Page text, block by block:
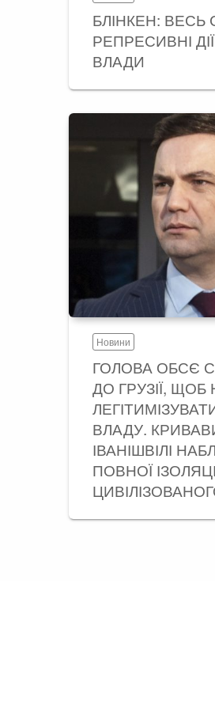
БЛІНКЕН: ВЕСЬ
РЕПРЕСИВНІ
ВЛАДИ
Новини
ГОЛОВА ОБСЄ
ДО ГРУЗІЇ, ЩОБ
ВЛАДУ.
ІВАНІШВІЛІ
ПОВНОЇ